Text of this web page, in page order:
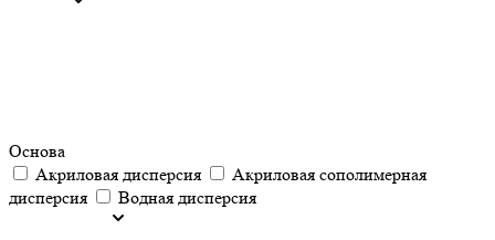
Основа
Акриловая дисперсия
Акриловая сополимерная
дисперсия
Водная дисперсия